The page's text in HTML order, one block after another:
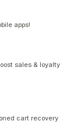
apps!
sales & loyalty
cart recovery